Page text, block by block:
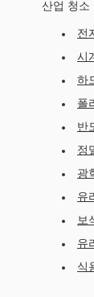
산업 청소
전
시
하
폴
반
정
광
유
보
유
식